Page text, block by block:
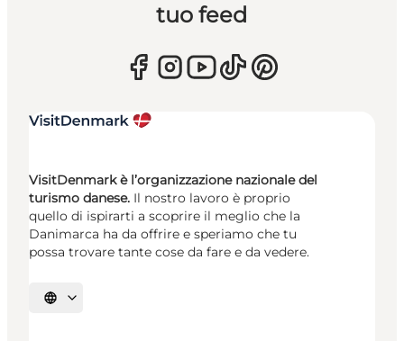
tuo feed
VisitDenmark è l’organizzazione nazionale del
turismo danese. Il nostro lavoro è proprio
quello di ispirarti a scoprire il meglio che la
Danimarca ha da offrire e speriamo che tu
possa trovare tante cose da fare e da vedere.
Seleziona la lingua